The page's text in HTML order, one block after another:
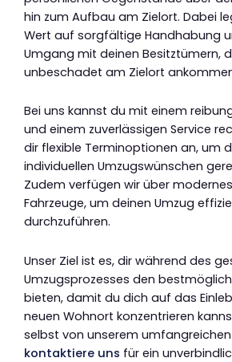
hin zum Aufbau am Zielort. Dabei
Wert auf sorgfältige Handhabung
Umgang mit deinen Besitztümern,
unbeschadet am Zielort
Bei uns kannst du mit einem
und einem zuverlässigen Service
dir flexible Terminoptionen an, um
individuellen Umzugswünschen
Zudem verfügen wir über
Fahrzeuge, um deinen Umzug
durchzuführen.
Unser Ziel ist es, dir während des
Umzugsprozesses den
bieten, damit du dich auf das
neuen Wohnort konzentrieren
selbst von unserem umfangreichen
kontaktiere uns für ein